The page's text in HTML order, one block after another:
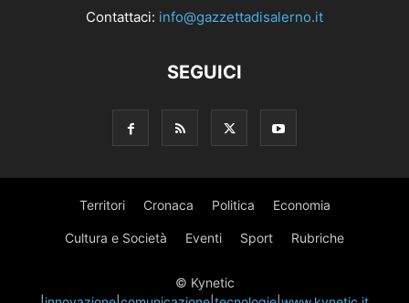
Contattaci: info@gazzettadisalerno.it
SEGUICI
Territori Cronaca Politica Economia
Cultura e Società Eventi Sport Rubriche
© Kynetic